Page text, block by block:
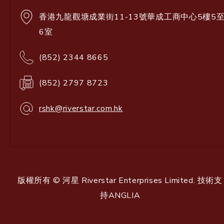
香港九龍觀塘成業街11-13號華成工商中心5樓5
6室
(852) 2344 8665
(852) 2797 8723
rshk@riverstar.com.hk
版權所有 © 河星 Riverstar Enterprises Limited. 技術支
持ANGLIA